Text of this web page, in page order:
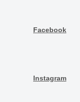
Facebook
Instagram